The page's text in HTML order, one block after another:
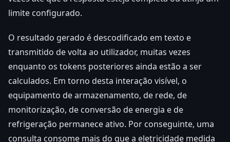
limite configurado.
O resultado gerado é descodificado em texto e
transmitido de volta ao utilizador, muitas vezes
enquanto os tokens posteriores ainda estão a ser
calculados. Em torno desta interação visível, o
equipamento de armazenamento, de rede, de
monitorização, de conversão de energia e de
refrigeração permanece ativo. Por conseguinte, uma
consulta consome mais do que a eletricidade medida